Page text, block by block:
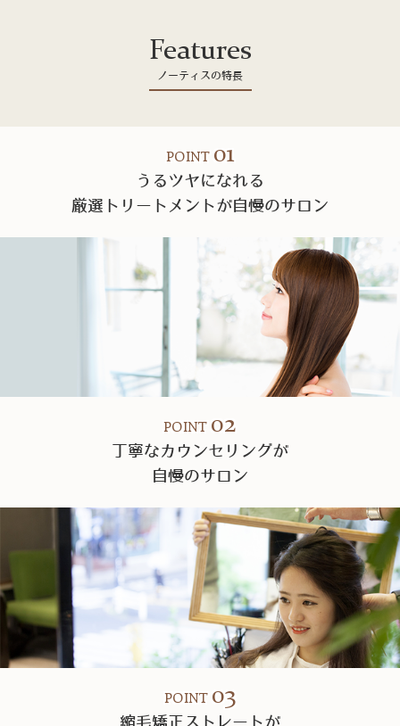
Features
ノーティスの特長
POINT 01
うるツヤになれる
厳選トリートメントが自慢のサロン
POINT 02
丁寧なカウンセリングが
自慢のサロン
POINT 03